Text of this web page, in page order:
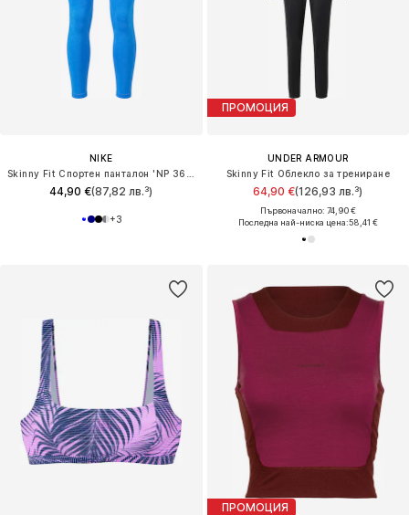
NIKE
44,90 €(87,82 лв.³)
+3
ПРОМОЦИЯ
UNDER ARMOUR
Skinny Fit Облекло за трениране
64,90 €(126,93 лв.³)
Първоначално: 74,90 €
Последна най-ниска цена:58,41 €
ПРОМОЦИЯ